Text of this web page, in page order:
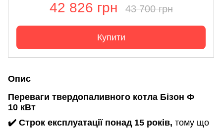
42 826 грн 43 700 грн
Купити
Опис
Переваги твердопаливного котла Бізон Ф
10 кВт
✔️ Строк експлуатації понад 15 років, тому що